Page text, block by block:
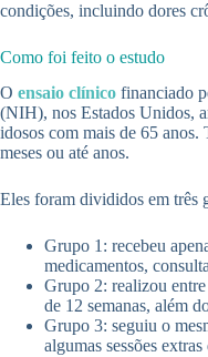
condições, incluindo dores
Como foi feito o estudo
O ensaio clínico financiado
(NIH), nos Estados Unidos,
idosos com mais de 65
meses ou até anos.
Eles foram divididos em três
Grupo 1: recebeu
medicamentos,
Grupo 2: realizou
de 12 semanas, além
Grupo 3: seguiu o
algumas sessões